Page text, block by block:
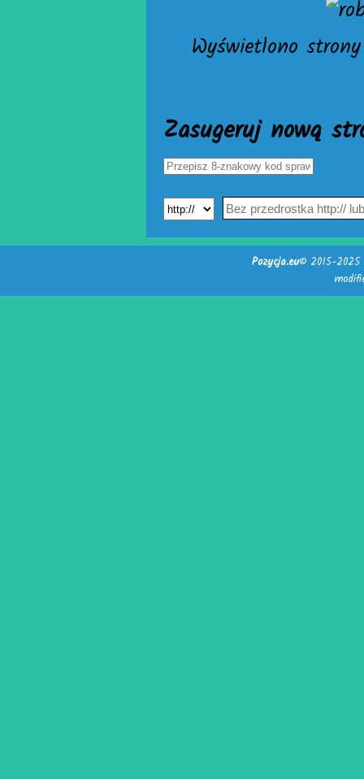
Wyświetlono
Zasugeruj nową
Pozycja.eu© 2015-